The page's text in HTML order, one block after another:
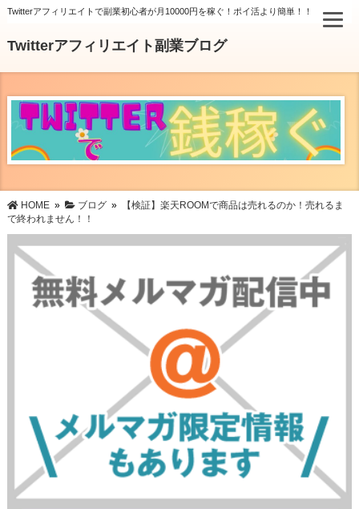
Twitterアフィリエイトで副業初心者が月10000円を稼ぐ！ポイ活より簡単！！
Twitterアフィリエイト副業ブログ
HOME» ブログ»
【検証】楽天ROOMで商品は売れるのか！売れるま
で終われません！！